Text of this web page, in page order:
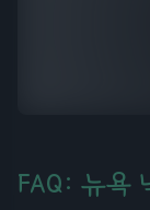
FAQ: 뉴욕